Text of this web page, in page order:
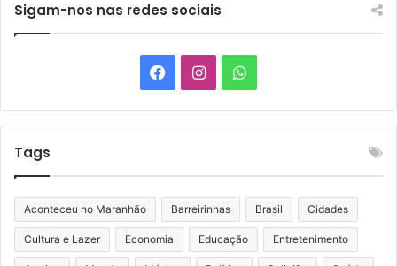
Sigam-nos nas redes sociais
FacebookInstagramWhatsApp
Tags
Aconteceu no Maranhão Barreirinhas Brasil Cidades
Cultura e Lazer Economia Educação Entretenimento